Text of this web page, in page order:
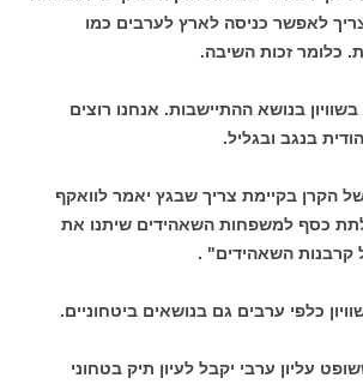
לאפשר כניסה לארץ לערבים כמו
כלומר זכות השיבה.
בשוויון בנושא ההתיישבות. אנחנו רוצים
בנגב ובגליל.
הקרן בקיימת צריך שבגץ יאמר לוואקף
כסף למשפחות השאהידים שיתנו את
השאהידים" .
כלפי ערבים גם בנושאים ביטחוניים.
עליון ערבי יקבל לעיון תיק בטחוני